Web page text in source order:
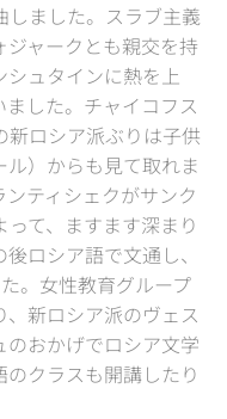
しました。スラブ主義
ャークとも親交を持
シュタインに熱を上
した。チャイコフス
新ロシア派ぶりは子供
）からも見て取れま
ティシェクがサンク
て、ますます深まり
ロシア語で文通し、
。女性教育グループ
、新ロシア派のヴェス
おかげでロシア文学
クラスも開講したり